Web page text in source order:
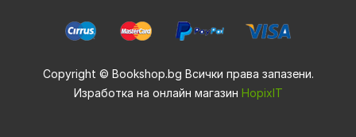
Copyright © Bookshop.bg Всички права запазени.
Изработка на онлайн магазин HopixIT